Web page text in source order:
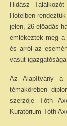
Hidász
Hotelben
jelen, 26 előadás
emlékeztek meg a
és arról az
vasút-
Az Alapítvány a
témakörében
szerzője Tóth
Kuratórium Tóth